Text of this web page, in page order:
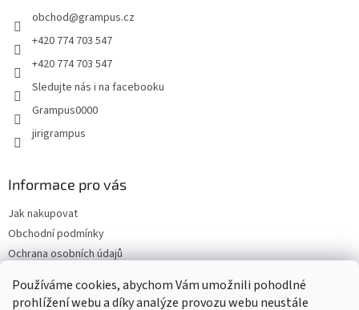
Používáme cookies, abychom Vám umožnili pohodlné
prohlížení webu a díky analýze provozu webu neustále
obchod@grampus.cz
+420 774 703 547
+420 774 703 547
Sledujte nás i na facebooku
Grampus0000
jirigrampus
Informace pro vás
Jak nakupovat
Obchodní podmínky
Ochrana osobních údajů
Doprava a platba